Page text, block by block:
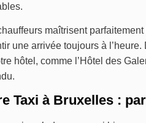
maîtrisent
une arrivée toujours à
hôtel, comme l’Hôtel des
Taxi à Bruxelles :